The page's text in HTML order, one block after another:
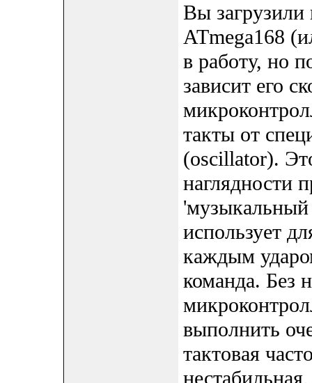
Вы загрузили
ATmega168
в работу, но
зависит его
такты от
(oscillator).
наглядности
использует
каждым
команда. Без
выполнить
тактовая